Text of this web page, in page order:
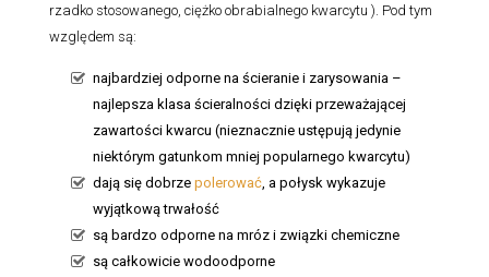
rzadko stosowanego, ciężko obrabialnego kwarcytu ). Pod tym
względem są:
najbardziej odporne na ścieranie i zarysowania –
najlepsza klasa ścieralności dzięki przeważającej
zawartości kwarcu (nieznacznie ustępują jedynie
niektórym gatunkom mniej popularnego kwarcytu)
dają się dobrze polerować , a połysk wykazuje
wyjątkową trwałość
są bardzo odporne na mróz i związki chemiczne
są całkowicie wodoodporne